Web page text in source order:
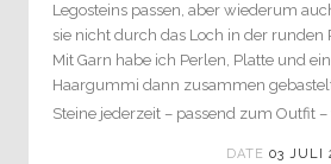
Legosteins passen, aber wiederum
sie nicht durch das Loch in der runden
Mit Garn habe ich Perlen, Platte und
Haargummi dann zusammen
Steine jederzeit – passend zum Outfit
DATE 03 JULI